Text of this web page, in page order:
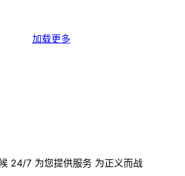
加载更多
24/7 为您提供服务 为正义而战